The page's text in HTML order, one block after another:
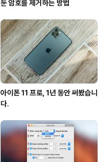
둔 암호를 제거하는 방법
아이폰 11 프로, 1년 동안 써봤습니
다.